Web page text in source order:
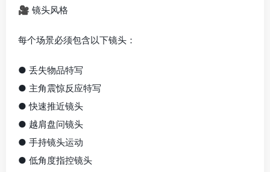
🎥 镜头风格
每个场景必须包含以下镜头：
● 丢失物品特写
● 主角震惊反应特写
● 快速推近镜头
● 越肩盘问镜头
● 手持镜头运动
● 低角度指控镜头